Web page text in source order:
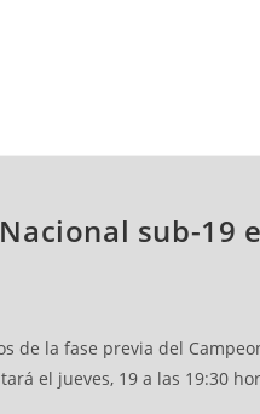
sub-19
de la fase previa del
el jueves, 19 a las 19:30